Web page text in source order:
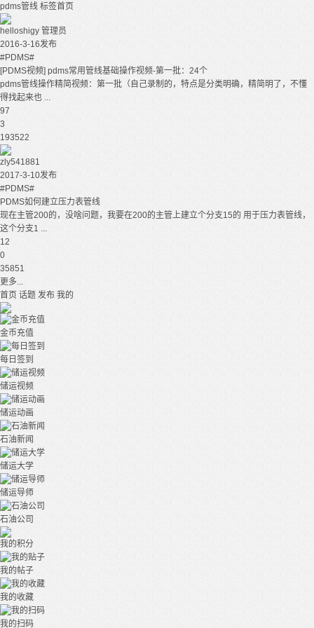
pdms管线 标签首页
helloshigy 管理员
2016-3-16发布
#PDMS#
[PDMS视频] pdms常用管线基础操作视频-第一批：24个
pdms管线操作精简视频：第一批（自己录制的，特点是分类明确，精简明了，不懂
得找起来也 ...
97
3
193522
zly541881
2017-3-10发布
#PDMS#
PDMS如何建立压力表管线
现在主管200的，没啥问题，我要在200的主管上建立个分支15的 用于压力表管线，
这个分支1 ...
12
0
35851
更多...
首页 话题 发布 我的
金币充值
每日签到
储运视频
储运动画
石油新闻
储运大学
储运导师
石油公司
我的积分
我的帖子
我的收藏
我的扫码